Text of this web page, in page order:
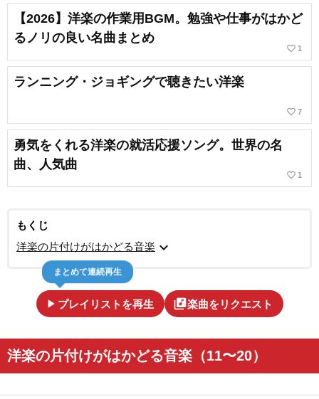
【2026】洋楽の作業用BGM。勉強や仕事がはかど
るノリの良い名曲まとめ
favorite_border 1
ランニング・ジョギングで聴きたい洋楽
favorite_border 7
勇気をくれる洋楽の就活応援ソング。世界の名
曲、人気曲
favorite_border 1
もくじ
洋楽の片付けがはかどる音楽 expand_more
play_arrow プレイリストを再生
まとめて連続再生
library_music楽曲をリクエスト
洋楽の片付けがはかどる音楽（11〜20）